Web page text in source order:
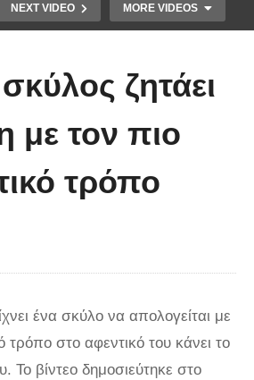
NEXT VIDEO MORE VIDEOS
έξω από αυτήν τη
ζητάει
με τον πιο
τρόπο
ένα σκύλο να απολογείται με
τρόπο στο αφεντικό του κάνει το
Το βίντεο δημοσιεύτηκε στο